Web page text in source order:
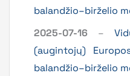
balandžio–birželio
2025-07-16 –
(augintojų)
balandžio–birželio